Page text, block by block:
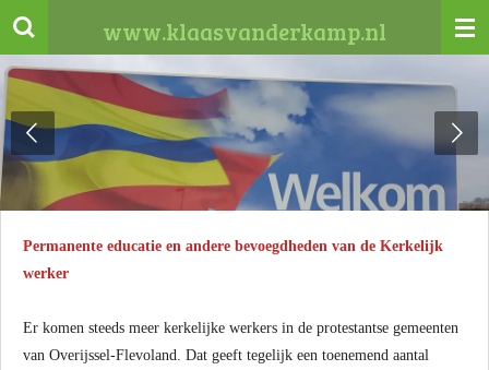
Ga
naar
hoofdinhoud
www.klaasvanderkamp.nl
Permanente educatie en andere bevoegdheden van de Kerkelijk
werker
Er komen steeds meer kerkelijke werkers in de protestantse gemeenten
van Overijssel-Flevoland. Dat geeft tegelijk een toenemend aantal